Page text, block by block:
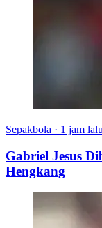
Sepakbola · 1 jam lalu
Gabriel Jesus
Hengkang